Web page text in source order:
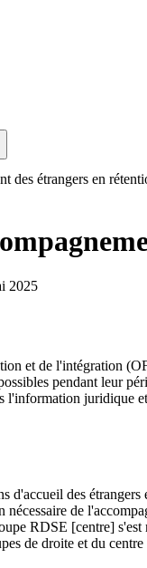
des étrangers en
2025
et de l'intégration
pendant leur
juridique
d'accueil des
de
RDSE [centre]
de droite et du